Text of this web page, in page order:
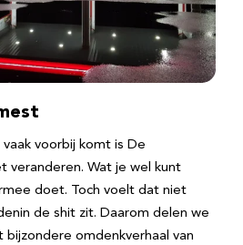
voorbij komt is De
veranderen. Wat je wel kunt
doet. Toch voelt dat niet
de shit zit. Daarom delen we
omdenkverhaal van